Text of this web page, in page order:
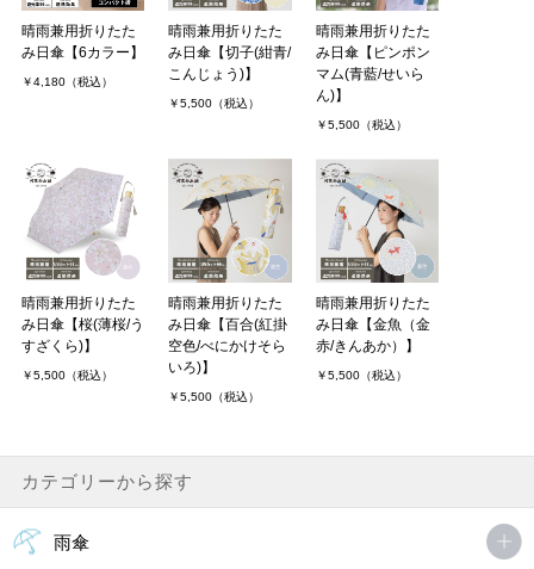
晴雨兼用折りたた
み日傘【6カラー】
￥4,180（税込）
晴雨兼用折りたた
み日傘【切子(紺青/
こんじょう)】
￥5,500（税込）
晴雨兼用折りたた
み日傘【ピンポン
マム(青藍/せいら
ん)】
￥5,500（税込）
晴雨兼用折りたた
み日傘【桜(薄桜/う
すざくら)】
￥5,500（税込）
晴雨兼用折りたた
み日傘【百合(紅掛
空色/べにかけそら
いろ)】
￥5,500（税込）
晴雨兼用折りたた
み日傘【金魚（金
赤/きんあか）】
￥5,500（税込）
カテゴリーから探す
雨傘